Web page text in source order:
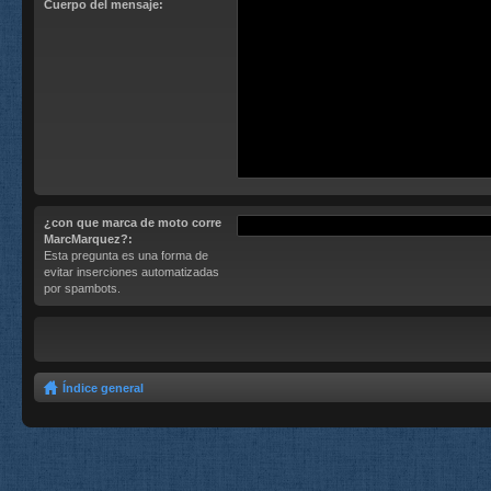
Cuerpo del mensaje:
¿con que marca de moto corre
MarcMarquez?:
Esta pregunta es una forma de
evitar inserciones automatizadas
por spambots.
Índice general